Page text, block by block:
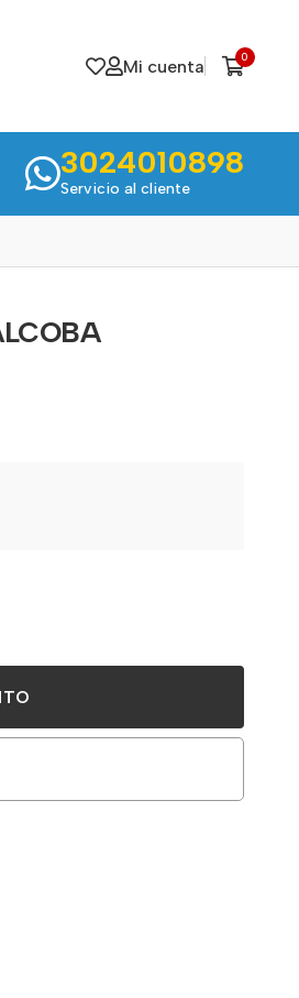
Mi cuenta 0
3024010898
Servicio al cliente